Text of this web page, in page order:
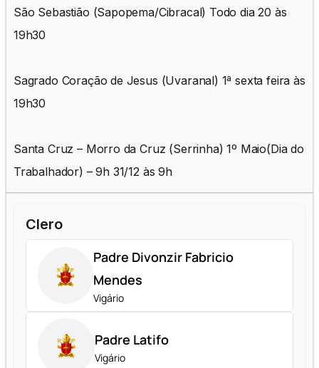
São Sebastião (Sapopema/Cibracal) Todo dia 20 às
19h30
Sagrado Coração de Jesus (Uvaranal) 1ª sexta feira às
19h30
Santa Cruz – Morro da Cruz (Serrinha) 1º Maio(Dia do
Trabalhador) – 9h 31/12 às 9h
Clero
Padre Divonzir Fabricio
Mendes
Vigário
Padre Latifo
Vigário